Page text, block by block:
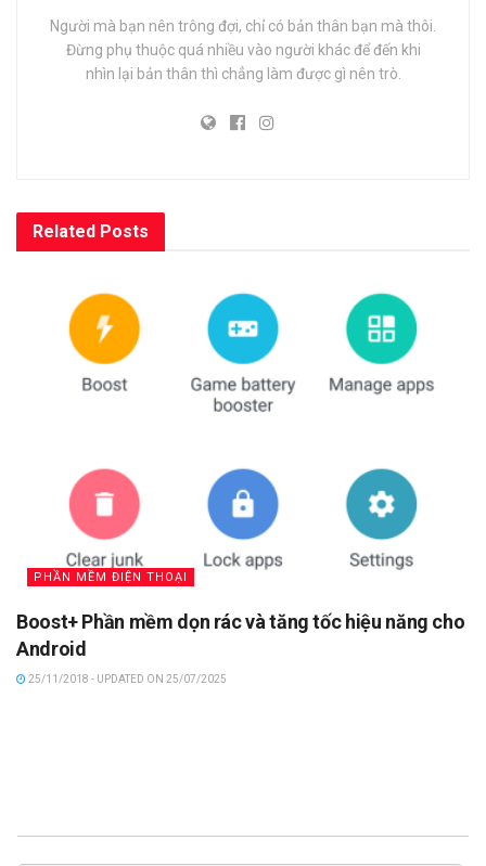
Người mà bạn nên trông đợi, chỉ có bản thân bạn mà thôi.
Đừng phụ thuộc quá nhiều vào người khác để đến khi
nhìn lại bản thân thì chẳng làm được gì nên trò.
Related Posts
PHẦN MỀM ĐIỆN THOẠI
Boost+ Phần mềm dọn rác và tăng tốc hiệu năng cho
Android
25/11/2018 - UPDATED ON 25/07/2025